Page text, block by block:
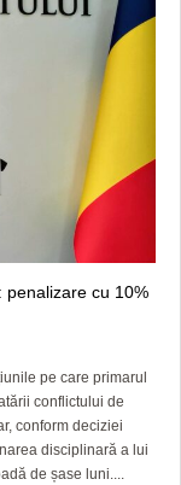
penalizare cu 10%
pe care primarul
conflictului de
conform deciziei
disciplinară a lui
de șase luni....